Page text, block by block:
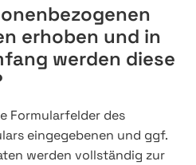
erhoben und in
werden diese
Formularfelder des
eingegebenen und ggf.
werden vollständig zur